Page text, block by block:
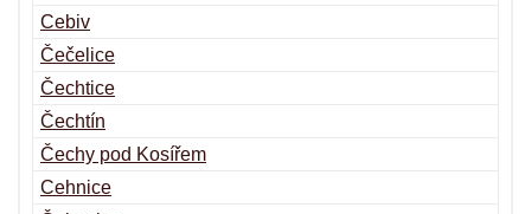
Cebiv
Čečelice
Čechtice
Čechtín
Čechy pod Kosířem
Cehnice